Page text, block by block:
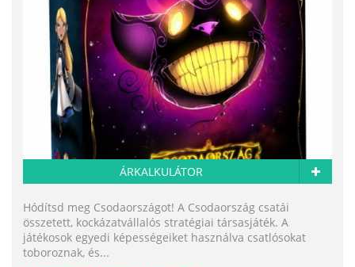
ÁRKALKULÁTOR
Hódítsd meg Csodaországot! A Csodaország csatái
összetett, kockázatvállalós stratégiai társasjáték. A
játékosok egyedi képességeiket használva csatlósokat
toboroznak, és...